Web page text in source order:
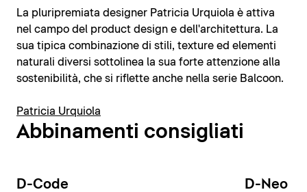
La pluripremiata designer Patricia Urquiola è attiva
nel campo del product design e dell'architettura. La
sua tipica combinazione di stili, texture ed elementi
naturali diversi sottolinea la sua forte attenzione alla
sostenibilità, che si riflette anche nella serie Balcoon.
Patricia Urquiola
Abbinamenti consigliati
D-Code D-Neo